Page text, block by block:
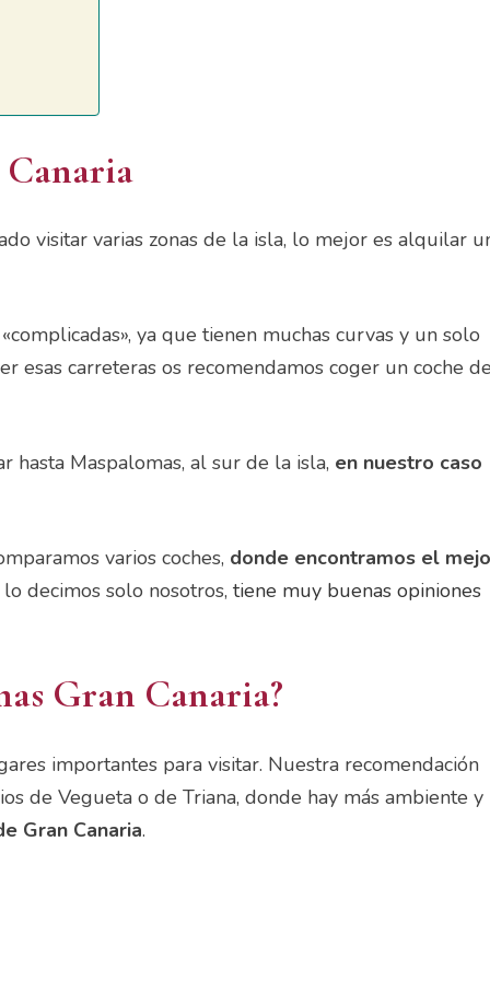
Canaria
visitar varias zonas de la isla, lo mejor es alquilar
ya que tienen muchas curvas y un solo
esas carreteras os recomendamos coger un coche
hasta Maspalomas, al sur de la isla, en nuestro caso
varios coches, donde encontramos el
lo decimos solo nosotros,tiene muy buenas opiniones
Gran Canaria?
importantes para visitar. Nuestra recomendación
de Vegueta o de Triana, donde hay más ambiente y
Gran Canaria.